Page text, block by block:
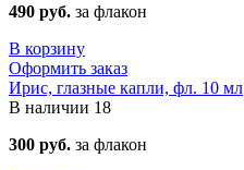
490 руб. за флакон
В корзину
Оформить заказ
Ирис, глазные капли, фл. 10 мл
В наличии 18
300 руб. за флакон